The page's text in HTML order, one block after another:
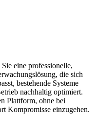
eine professionelle,
die sich
bestehende Systeme
nachhaltig optimiert.
Plattform, ohne bei
Kompromisse einzugehen.